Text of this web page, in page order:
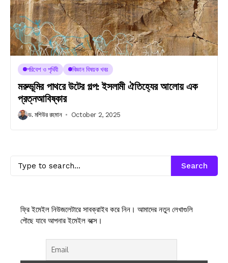
পরিবেশ ও পৃথিবী বিজ্ঞান বিষয়ক খবর
মরুভূমির পাথরে উটের গল্প: ইসলামী ঐতিহ্যের আলোয় এক
প্রত্নআবিষ্কার
ড. মশিউর রহমান October 2, 2025
Search
ফ্রি ইমেইল নিউজলেটারে সাবক্রাইব করে নিন। আমাদের নতুন লেখাগুলি
পৌছে যাবে আপনার ইমেইল বক্সে।